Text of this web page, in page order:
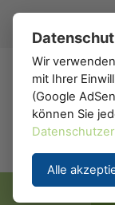
Wir
mit Ihrer
(Google
können Sie
Alle